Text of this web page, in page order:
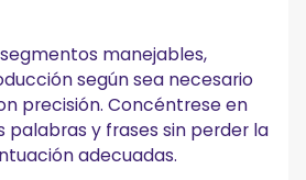
manejables,
según sea necesario
precisión. Concéntrese en
y frases sin perder la
adecuadas.